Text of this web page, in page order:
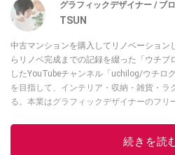
グラフィックデザイナー / ブ
TSUN
中古マンションを購入してリノベーション
らリノベ完成までの記録を綴った「ウチ
したYouTubeチャンネル「uchilog/ウチロ
を目指して、インテリア・収納・雑貨・ラ
る。本業はグラフィックデザイナーのフリ
ノベ人気事例1位
続きを読